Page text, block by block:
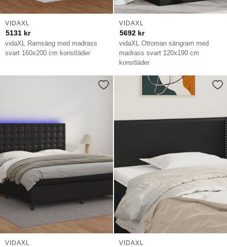
vidaXL Ramsäng med madrass
svart 160x200 cm konstläder
VIDAXL
5131 kr
vidaXL Ottoman sängram med
madrass svart 120x190 cm
konstläder
VIDAXL
5692 kr
VIDAXL VIDAXL